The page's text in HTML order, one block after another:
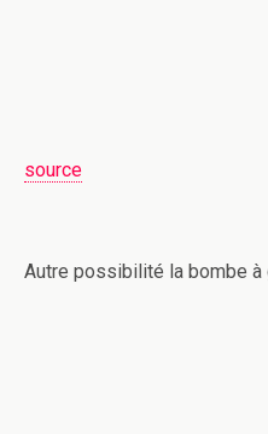
source
Autre possibilité la bombe à